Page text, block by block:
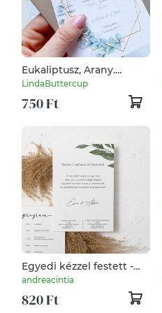
Eukaliptusz, Arany.
geometriai, esküvői
meghívó, BORÍTÉKKAL
LindaButtercup
750 Ft
Egyedi kézzel festett -
Esküvői meghívó -
andreacintia
820 Ft